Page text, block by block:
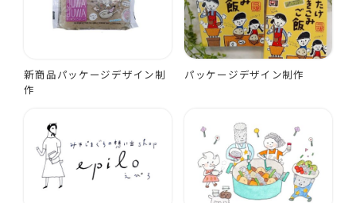
新商品パッケージデザイン制
作
パッケージデザイン制作